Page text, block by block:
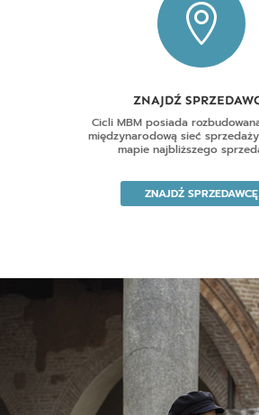

ZNAJDŹ
Cicli MBM posiada
międzynarodową sieć
mapie najbliższego
ZNAJDŹ SPRZEDAWCĘ